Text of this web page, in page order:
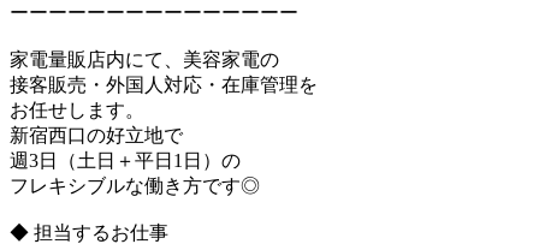
ーーーーーーーーーーーーーーー
家電量販店内にて、美容家電の
接客販売・外国人対応・在庫管理を
お任せします。
新宿西口の好立地で
週3日（土日＋平日1日）の
フレキシブルな働き方です◎
◆ 担当するお仕事